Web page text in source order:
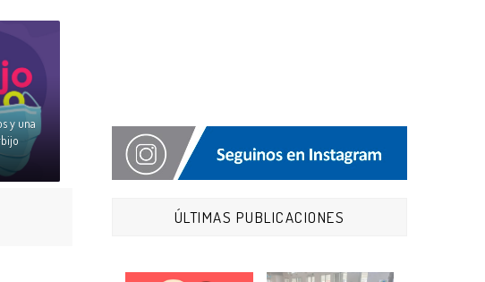
y una
ÚLTIMAS PUBLICACIONES